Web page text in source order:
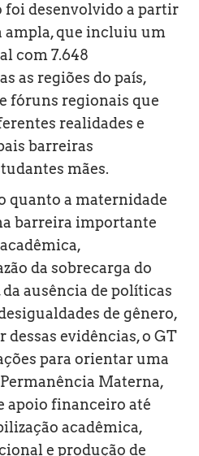
foi desenvolvido a partir
ampla, que incluiu um
com 7.648
as regiões do país,
fóruns regionais que
realidades e
barreiras
mães.
quanto a maternidade
barreira importante
da sobrecarga do
ausência de políticas
de gênero,
dessas evidências, o GT
para orientar uma
Materna,
apoio financeiro até
acadêmica,
e produção de